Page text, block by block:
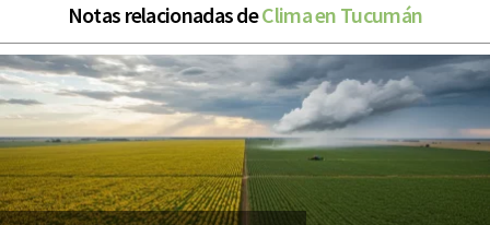
Notas relacionadas deClima en Tucumán